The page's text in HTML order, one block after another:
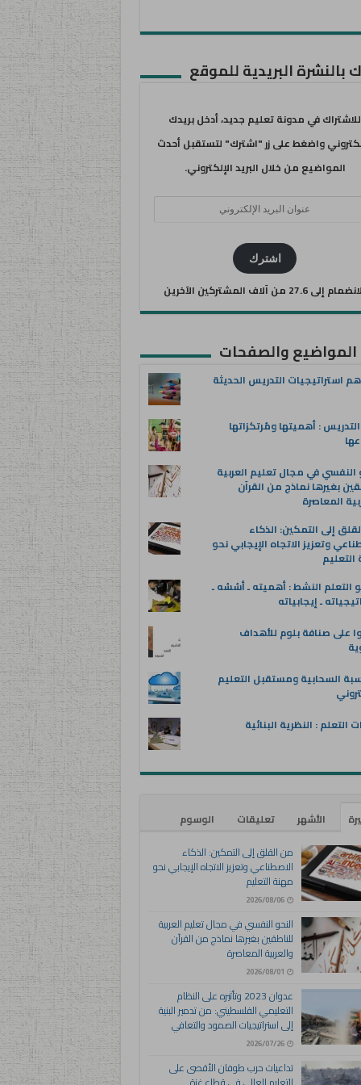
بالنشرة البريدية للموقع
للاشتراك في مدونة تعليم جديد، أدخل بريدك
واضغط على زر "اشترك" لتستقبل أحدث
المواضيع من خلال البريد الإلكتروني.
اشترك
إلى 27.6 من آلاف المشتركين الآخرين
المواضيع والصفحات
استراتيجيات التدريس الحديثة
: أهميتها ومُرتكزاتها
النفسي في مجال تعليم العربية
بغيرها نماذج من القرآن
المعاصرة
إلى التمكين: الذكاء
وتعزيز الاتجاه الإيجابي نحو
التعلم النشط : أهميته ـ أسُسُه ـ
ـ إيجابياته
على صنافة بلوم للأهداف
السحابية ومستقبل التعليم
التعلم : النظرية البنائية
الأشهر تعليقات
الوسوم
من القلق إلى التمكين: الذكاء
الاصطناعي وتعزيز الاتجاه الإيجابي نحو
مهنة التعليم
2026/08/06
النحو النفسي في مجال تعليم العربية
للناطقين بغيرها نماذج من القرآن
والعربية المعاصرة
2026/08/01
عدوان 2023 وتأثيره على النظام
التعليمي الفلسطيني: من تدمير البنية
إلى استراتيجيات الصمود والتعافي
2026/07/26
تداعيات حرب طوفان الأقصى على